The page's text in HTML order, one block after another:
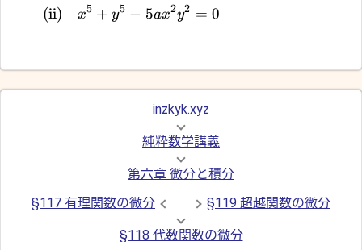
(ii)
x5 + y5 − 5ax2y2 = 0
inzkyk.xyz
純粋数学講義
第六章 微分と積分
§117 有理関数の微分
§119 超越関数の微分
§118 代数関数の微分